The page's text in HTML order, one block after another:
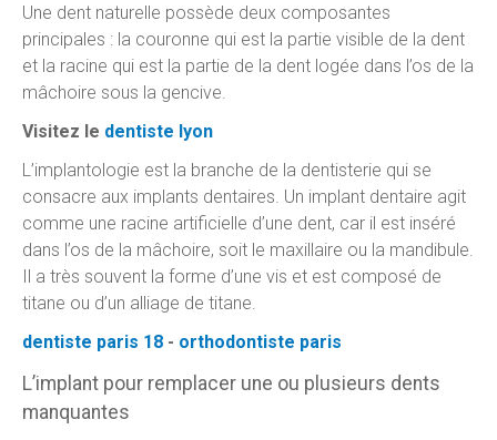
Une dent naturelle possède deux composantes
principales : la couronne qui est la partie visible de la dent
et la racine qui est la partie de la dent logée dans l’os de la
mâchoire sous la gencive.
Visitez le dentiste lyon
L’implantologie est la branche de la dentisterie qui se
consacre aux implants dentaires. Un implant dentaire agit
comme une racine artificielle d’une dent, car il est inséré
dans l’os de la mâchoire, soit le maxillaire ou la mandibule.
Il a très souvent la forme d’une vis et est composé de
titane ou d’un alliage de titane.
dentiste paris 18 - orthodontiste paris
L’implant pour remplacer une ou plusieurs dents
manquantes